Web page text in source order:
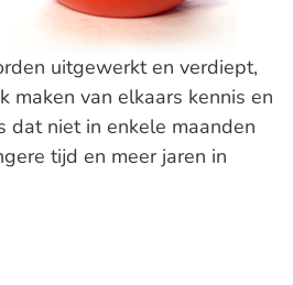
uitgewerkt en verdiept,
maken van elkaars kennis en
dat niet in enkele maanden
tijd en meer jaren in